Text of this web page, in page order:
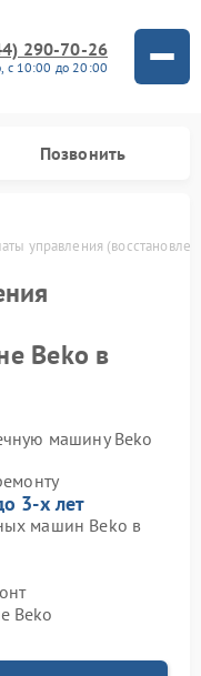
290-70-26
с 10:00 до 20:00
Позвонить
управления
Beko в
машину Beko
3-х лет
машин Beko в
Beko